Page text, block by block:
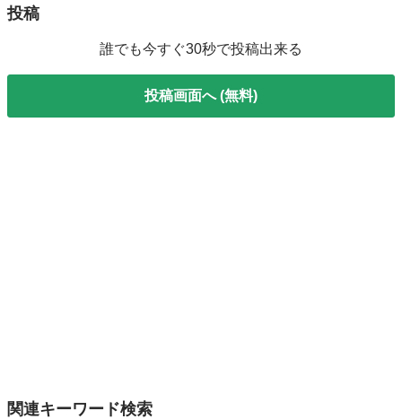
投稿
誰でも今すぐ30秒で投稿出来る
投稿画面へ (無料)
関連キーワード検索